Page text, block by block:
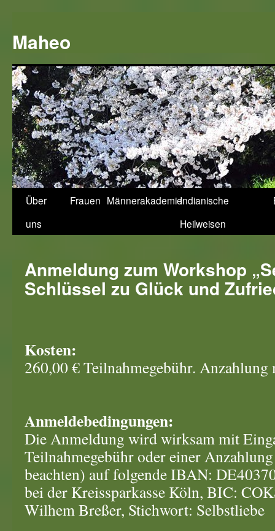
springen
Maheo
Über
uns
Frauen MännerakademieIndianische
Heilweisen
Anmeldung zum Workshop
Schlüssel zu Glück und
Kosten:
260,00 € Teilnahmegebühr. Anzahlung
Anmeldebedingungen:
Die Anmeldung wird wirksam mit
Teilnahmegebühr oder einer
beachten) auf folgende IBAN:
bei der Kreissparkasse Köln, BIC:
Wilhem Breßer, Stichwort: Selbstliebe